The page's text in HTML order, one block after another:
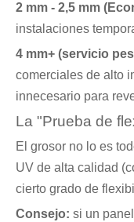
2 mm - 2,5 mm
instalaciones
4 mm+ (servicio
comerciales de alto
innecesario para
La "Prueba de
El grosor no lo es
UV de alta calidad
cierto grado de
Consejo: si un